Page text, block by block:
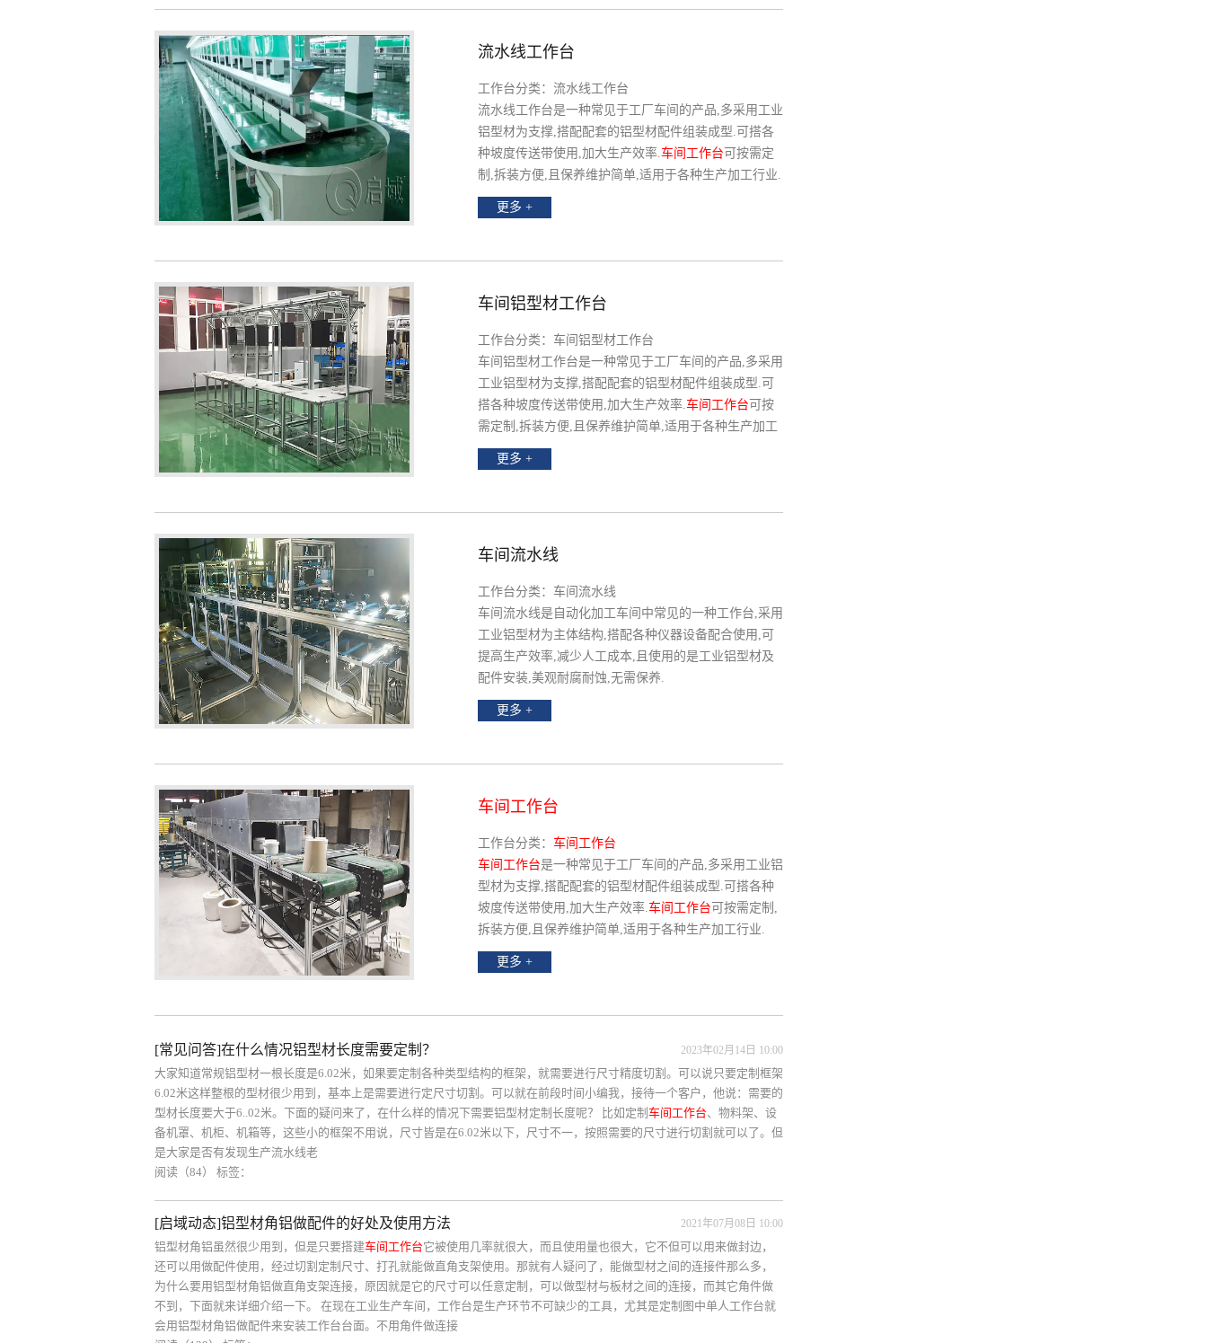
流水线工作台
工作台分类：流水线工作台
流水线工作台是一种常见于工厂车间的产品,多采用工业
铝型材为支撑,搭配配套的铝型材配件组装成型.可搭各
种坡度传送带使用,加大生产效率.车间工作台 可按需定
制,拆装方便,且保养维护简单,适用于各种生产加工行业.
更多 +
车间铝型材工作台
工作台分类：车间铝型材工作台
车间铝型材工作台是一种常见于工厂车间的产品,多采用
工业铝型材为支撑,搭配配套的铝型材配件组装成型.可
搭各种坡度传送带使用,加大生产效率.车间工作台 可按
需定制,拆装方便,且保养维护简单,适用于各种生产加工
行业.
更多 +
车间流水线
工作台分类：车间流水线
车间流水线是自动化加工车间中常见的一种工作台,采用
工业铝型材为主体结构,搭配各种仪器设备配合使用,可
提高生产效率,减少人工成本,且使用的是工业铝型材及
配件安装,美观耐腐耐蚀,无需保养.
更多 +
车间工作台
工作台分类： 车间工作台
车间工作台是一种常见于工厂车间的产品,多采用工业铝
型材为支撑,搭配配套的铝型材配件组装成型.可搭各种
坡度传送带使用,加大生产效率.车间工作台 可按需定制,
拆装方便,且保养维护简单,适用于各种生产加工行业.
更多 +
[常见问答]在什么情况铝型材长度需要定制？ 2023年02月14日 10:00
大家知道常规铝型材一根长度是6.02米，如果要定制各种类型结构的框架，就需要进行尺寸精度切割。可以说只要定制框架
6.02米这样整根的型材很少用到，基本上是需要进行定尺寸切割。可以就在前段时间小编我，接待一个客户，他说：需要的
型材长度要大于6..02米。下面的疑问来了，在什么样的情况下需要铝型材定制长度呢？ 比如定制 车间工作台、物料架、设
备机罩、机柜、机箱等，这些小的框架不用说，尺寸皆是在6.02米以下，尺寸不一，按照需要的尺寸进行切割就可以了。但
是大家是否有发现生产流水线老
阅读（84） 标签：
[启域动态]铝型材角铝做配件的好处及使用方法 2021年07月08日 10:00
铝型材角铝虽然很少用到，但是只要搭建车间工作台它被使用几率就很大，而且使用量也很大，它不但可以用来做封边，
还可以用做配件使用，经过切割定制尺寸、打孔就能做直角支架使用。那就有人疑问了，能做型材之间的连接件那么多，
为什么要用铝型材角铝做直角支架连接，原因就是它的尺寸可以任意定制，可以做型材与板材之间的连接，而其它角件做
不到，下面就来详细介绍一下。 在现在工业生产车间，工作台是生产环节不可缺少的工具，尤其是定制图中单人工作台就
会用铝型材角铝做配件来安装工作台台面。不用角件做连接